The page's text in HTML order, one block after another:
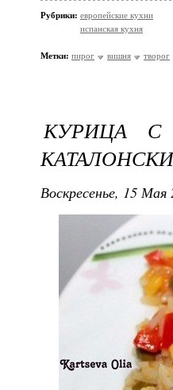
Рубрики: европейские кухни
испанская кухня
Метки: пирог вишня творог
КУРИЦА
КАТАЛОНСКИ
Воскресенье, 15